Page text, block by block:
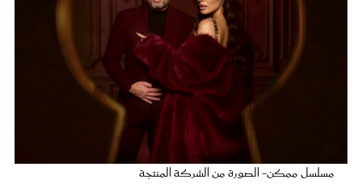
مسلسل ممكن- الصورة من الشركة المنتجة